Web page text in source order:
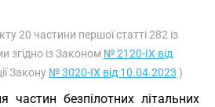
20 частини першої статті 282 із
згідно із Законом № 2120-IX від
Закону № 3020-IX від 10.04.2023 )
частин безпілотних літальних